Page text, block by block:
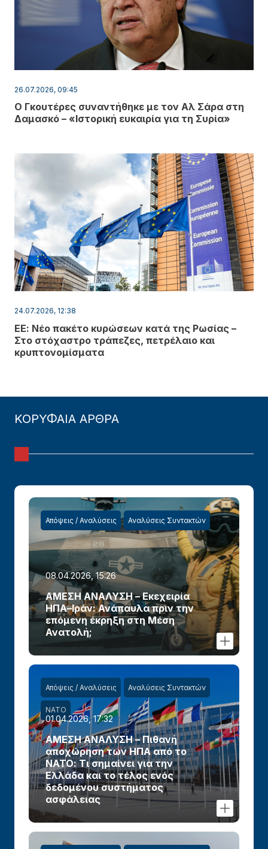
26.07.2026, 09:45
Ο Γκουτέρες συναντήθηκε με τον Αλ Σάρα στη
Δαμασκό – «Ιστορική ευκαιρία για τη Συρία»
24.07.2026, 12:38
ΕΕ: Νέο πακέτο κυρώσεων κατά της Ρωσίας –
Στο στόχαστρο τράπεζες, πετρέλαιο και
κρυπτονομίσματα
ΚΟΡΥΦΑΙΑ ΑΡΘΡΑ
Απόψεις / Αναλύσεις Αναλύσεις Συντακτών
08.04.2026, 15:26
ΑΜΕΣΗ ΑΝΑΛΥΣΗ – Εκεχειρία
ΗΠΑ–Ιράν: Ανάπαυλα πριν την
επόμενη έκρηξη στη Μέση
Ανατολή;
Απόψεις / Αναλύσεις Αναλύσεις Συντακτών
ΝΑΤΟ
01.04.2026, 17:32
ΑΜΕΣΗ ΑΝΑΛΥΣΗ – Πιθανή
αποχώρηση των ΗΠΑ από το
ΝΑΤΟ: Τι σημαίνει για την
Ελλάδα και το τέλος ενός
δεδομένου συστήματος
ασφάλειας